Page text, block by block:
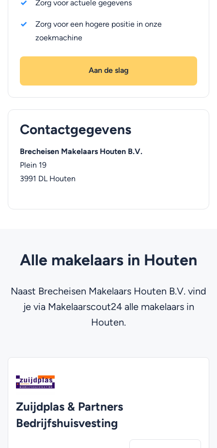
Zorg voor actuele gegevens
Zorg voor een hogere positie in onze
zoekmachine
Aan de slag
Contactgegevens
Brecheisen Makelaars Houten B.V.
Plein 19
3991 DL Houten
Alle makelaars in Houten
Naast Brecheisen Makelaars Houten B.V. vind
je via Makelaarscout24 alle makelaars in
Houten.
Zuijdplas & Partners
Bedrijfshuisvesting